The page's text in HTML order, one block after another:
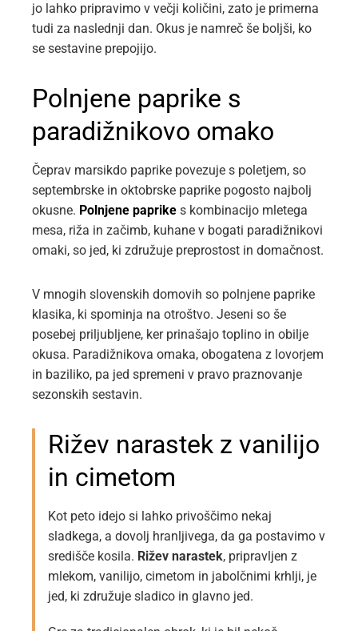
jo lahko pripravimo v večji količini, zato je primerna
tudi za naslednji dan. Okus je namreč še boljši, ko
se sestavine prepojijo.
Polnjene paprike s
paradižnikovo omako
Čeprav marsikdo paprike povezuje s poletjem, so
septembrske in oktobrske paprike pogosto najbolj
okusne. Polnjene paprike s kombinacijo mletega
mesa, riža in začimb, kuhane v bogati paradižnikovi
omaki, so jed, ki združuje preprostost in domačnost.
V mnogih slovenskih domovih so polnjene paprike
klasika, ki spominja na otroštvo. Jeseni so še
posebej priljubljene, ker prinašajo toplino in obilje
okusa. Paradižnikova omaka, obogatena z lovorjem
in baziliko, pa jed spremeni v pravo praznovanje
sezonskih sestavin.
Rižev narastek z vanilijo
in cimetom
Kot peto idejo si lahko privoščimo nekaj
sladkega, a dovolj hranljivega, da ga postavimo v
središče kosila. Rižev narastek, pripravljen z
mlekom, vanilijo, cimetom in jabolčnimi krhlji, je
jed, ki združuje sladico in glavno jed.